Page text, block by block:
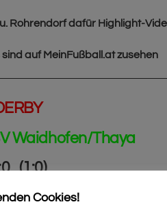
Rohrendorf dafür Highlight-
sind auf MeinFußball.at zusehen
Waidhofen/Thaya
(1:0)
Runde
Cookies!